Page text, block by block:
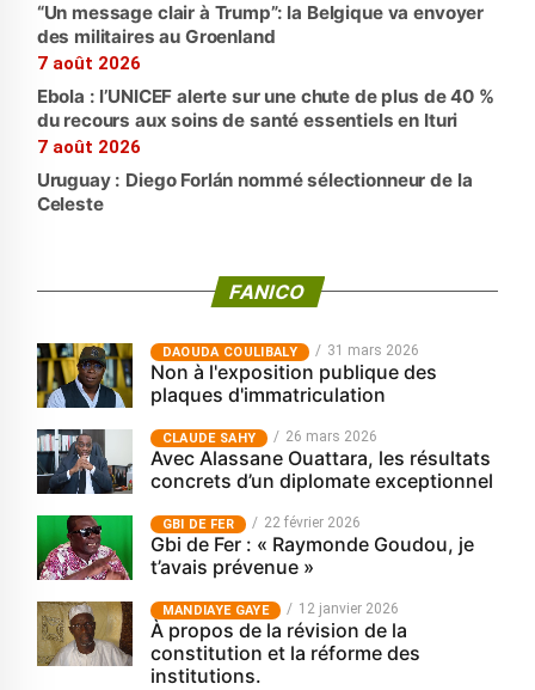
“Un message clair à Trump”: la Belgique va envoyer
des militaires au Groenland
7 août 2026
Ebola : l’UNICEF alerte sur une chute de plus de 40 %
du recours aux soins de santé essentiels en Ituri
7 août 2026
Uruguay : Diego Forlán nommé sélectionneur de la
Celeste
FANICO
‎DAOUDA COULIBALY 31 mars 2026
Non à l'exposition publique des
plaques d'immatriculation
CLAUDE SAHY 26 mars 2026
Avec Alassane Ouattara, les résultats
concrets d’un diplomate exceptionnel
GBI DE FER 22 février 2026
Gbi de Fer : « Raymonde Goudou, je
t’avais prévenue »
MANDIAYE GAYE 12 janvier 2026
À propos de la révision de la
constitution et la réforme des
institutions.